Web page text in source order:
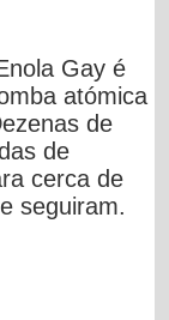
Gay é
atómica
de
de
cerca de
seguiram.